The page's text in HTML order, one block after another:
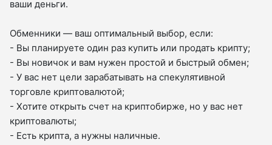
ваши деньги.
Обменники — ваш оптимальный выбор, если:
- Вы планируете один раз купить или продать крипту;
- Вы новичок и вам нужен простой и быстрый обмен;
- У вас нет цели зарабатывать на спекулятивной
торговле криптовалютой;
- Хотите открыть счет на криптобирже, но у вас нет
криптовалюты;
- Есть крипта, а нужны наличные.